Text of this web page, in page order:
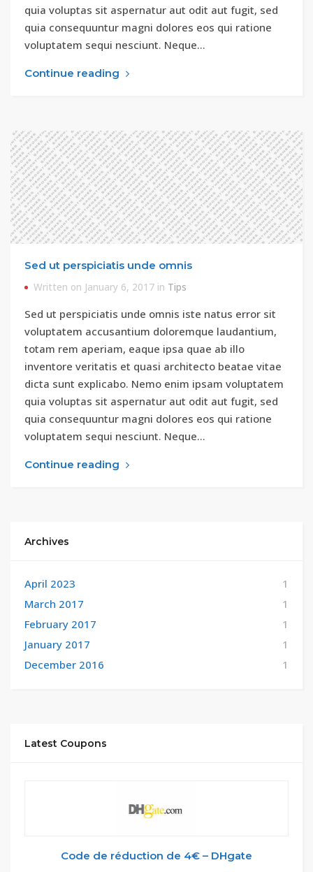
quia voluptas sit aspernatur aut odit aut fugit, sed
quia consequuntur magni dolores eos qui ratione
voluptatem sequi nesciunt. Neque…
Continue reading
Sed ut perspiciatis unde omnis
Written on January 6, 2017 in Tips
Sed ut perspiciatis unde omnis iste natus error sit
voluptatem accusantium doloremque laudantium,
totam rem aperiam, eaque ipsa quae ab illo
inventore veritatis et quasi architecto beatae vitae
dicta sunt explicabo. Nemo enim ipsam voluptatem
quia voluptas sit aspernatur aut odit aut fugit, sed
quia consequuntur magni dolores eos qui ratione
voluptatem sequi nesciunt. Neque…
Continue reading
Archives
April 2023
1
March 2017
1
February 2017
1
January 2017
1
December 2016
1
Latest Coupons
Code de réduction de 4€ – DHgate